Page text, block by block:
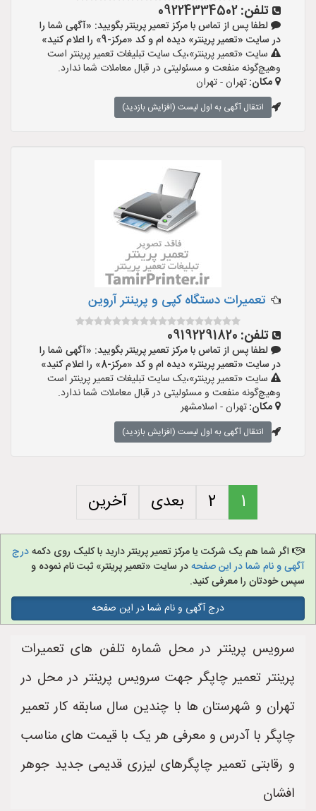
تلفن:09224334502
لطفا پس از تماس با مرکز تعمیر پرینتر بگویید: «آگهی شما را
در سایت «تعمیر پرینتر» دیده ام و کد «مرکز-9» را اعلام کنید»
سایت «تعمیر پرینتر»،یک سایت تبلیغات تعمیر پرینتر است
وهیچ‌گونه منفعت و مسئولیتی در قبال معاملات شما ندارد.
مکان:تهران - تهران
انتقال آگهی به اول لیست (افزایش بازدید)
تعمیرات دستگاه کپی و پرینتر آروین
تلفن: 09192291820
لطفا پس از تماس با مرکز تعمیر پرینتر بگویید: «آگهی شما را
در سایت «تعمیر پرینتر» دیده ام و کد «مرکز-8» را اعلام کنید»
سایت «تعمیر پرینتر»،یک سایت تبلیغات تعمیر پرینتر است
وهیچ‌گونه منفعت و مسئولیتی در قبال معاملات شما ندارد.
مکان:تهران - اسلامشهر
انتقال آگهی به اول لیست (افزایش بازدید)
1
2 بعدی آخرین
اگر شما هم یک شرکت یا مرکز تعمیر پرینتر دارید با کلیک روی دکمهدرج
آگهی و نام شما در این صفحهدر سایت «تعمیر پرینتر» ثبت نام نموده و
سپس خودتان را معرفی کنید.
درج آگهی و نام شما در این صفحه
سرویس پرینتر در محل شماره تلفن های تعمیرات
پرینتر تعمیر چاپگر جهت سرویس پرینتر در محل در
تهران و شهرستان ها با چندین سال سابقه کار تعمیر
چاپگر با آدرس و معرفی هر یک با قیمت های مناسب
و رقابتی تعمیر چاپگرهای لیزری قدیمی جدید جوهر
افشان